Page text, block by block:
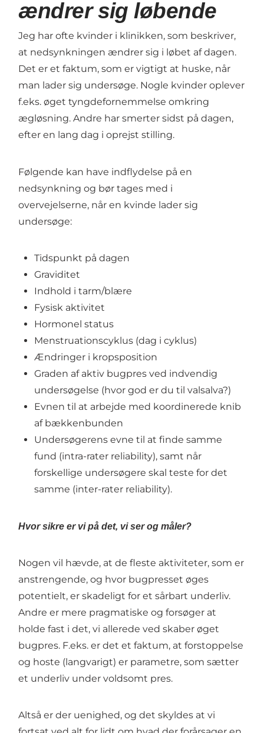
ændrer sig løbende
Jeg har ofte kvinder i klinikken, som beskriver,
at nedsynkningen ændrer sig i løbet af dagen.
Det er et faktum, som er vigtigt at huske, når
man lader sig undersøge. Nogle kvinder oplever
f.eks. øget tyngdefornemmelse omkring
ægløsning. Andre har smerter sidst på dagen,
efter en lang dag i oprejst stilling.
Følgende kan have indflydelse på en
nedsynkning og bør tages med i
overvejelserne, når en kvinde lader sig
undersøge:
Tidspunkt på dagen
Graviditet
Indhold i tarm/blære
Fysisk aktivitet
Hormonel status
Menstruationscyklus (dag i cyklus)
Ændringer i kropsposition
Graden af aktiv bugpres ved indvendig
undersøgelse (hvor god er du til valsalva?)
Evnen til at arbejde med koordinerede knib
af bækkenbunden
Undersøgerens evne til at finde samme
fund (intra-rater reliability), samt når
forskellige undersøgere skal teste for det
samme (inter-rater reliability).
Hvor sikre er vi på det, vi ser og måler?
Nogen vil hævde, at de fleste aktiviteter, som er
anstrengende, og hvor bugpresset øges
potentielt, er skadeligt for et sårbart underliv.
Andre er mere pragmatiske og forsøger at
holde fast i det, vi allerede ved skaber øget
bugpres. F.eks. er det et faktum, at forstoppelse
og hoste (langvarigt) er parametre, som sætter
et underliv under voldsomt pres.
Altså er der uenighed, og det skyldes at vi